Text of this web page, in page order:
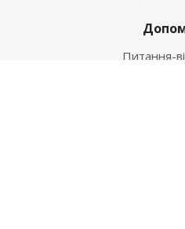
Питання-